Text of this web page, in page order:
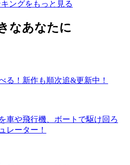
ングをもっと見る
なあなたに
る！新作も順次追&更新中！
車や飛行機、ボートで駆け回ろ
レーター！